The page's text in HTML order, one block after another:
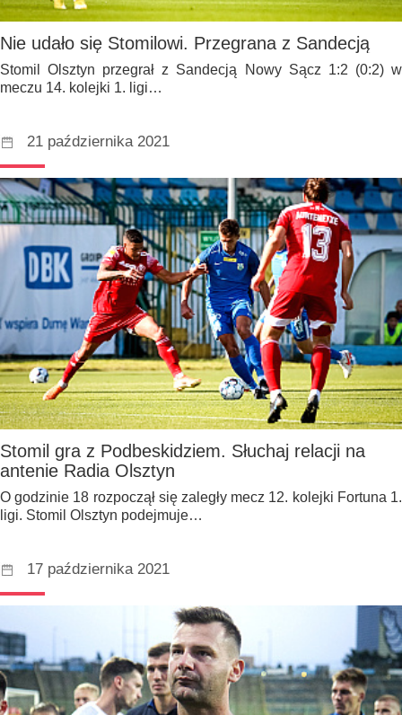
Nie udało się Stomilowi. Przegrana z Sandecją
Stomil Olsztyn przegrał z Sandecją Nowy Sącz 1:2 (0:2) w
meczu 14. kolejki 1. ligi…
21 października 2021
Stomil gra z Podbeskidziem. Słuchaj relacji na
antenie Radia Olsztyn
O godzinie 18 rozpoczął się zaległy mecz 12. kolejki Fortuna 1.
ligi. Stomil Olsztyn podejmuje…
17 października 2021